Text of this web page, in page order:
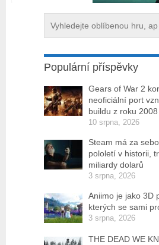
Populární příspěvky
Gears of War 2
neoficiální port
buildu z roku 2008
10 srpna, 2026
Steam má za
pololetí v historii,
miliardy dolarů
3 srpna, 2026
Aniimo je jako 3D
kterých se sami
3 srpna, 2026
THE DEAD WE